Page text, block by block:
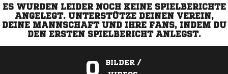
ES WURDEN LEIDER NOCH KEINE SPIELBERICHTE
ANGELEGT. UNTERSTÜTZE DEINEN VEREIN,
DEINE MANNSCHAFT UND IHRE FANS, INDEM DU
DEN ERSTEN SPIELBERICHT ANLEGST.
0
BILDER /